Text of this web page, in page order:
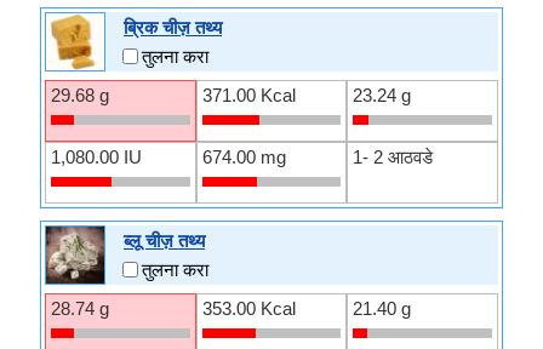
ब्रिक चीज़ तथ्य
तुलना करा
29.68 g
371.00 Kcal 23.24 g
1,080.00 IU 674.00 mg 1- 2 आठवडे
ब्लू चीज़ तथ्य
तुलना करा
28.74 g
353.00 Kcal 21.40 g